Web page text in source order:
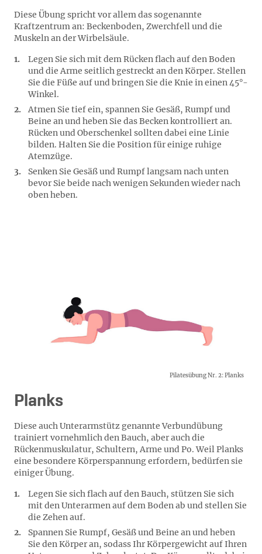
Diese Übung spricht vor allem das sogenannte
Kraftzentrum an: Beckenboden, Zwerchfell und die
Muskeln an der Wirbelsäule.
Legen Sie sich mit dem Rücken flach auf den Boden
und die Arme seitlich gestreckt an den Körper. Stellen
Sie die Füße auf und bringen Sie die Knie in einen 45°-
Winkel.
Atmen Sie tief ein, spannen Sie Gesäß, Rumpf und
Beine an und heben Sie das Becken kontrolliert an.
Rücken und Oberschenkel sollten dabei eine Linie
bilden. Halten Sie die Position für einige ruhige
Atemzüge.
Senken Sie Gesäß und Rumpf langsam nach unten
bevor Sie beide nach wenigen Sekunden wieder nach
oben heben.
Pilatesübung Nr. 2: Planks
Planks
Diese auch Unterarmstütz genannte Verbundübung
trainiert vornehmlich den Bauch, aber auch die
Rückenmuskulatur, Schultern, Arme und Po. Weil Planks
eine besondere Körperspannung erfordern, bedürfen sie
einiger Übung.
Legen Sie sich flach auf den Bauch, stützen Sie sich
mit den Unterarmen auf dem Boden ab und stellen Sie
die Zehen auf.
Spannen Sie Rumpf, Gesäß und Beine an und heben
Sie den Körper an, sodass Ihr Körpergewicht auf Ihren